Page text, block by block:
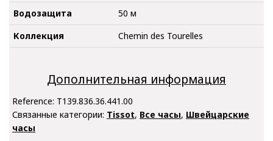
Водозащита
50 м
Коллекция
Chemin des Tourelles
Дополнительная информация
Reference: T139.836.36.441.00
Связанные категории: Tissot, Все часы, Швейцарские
часы